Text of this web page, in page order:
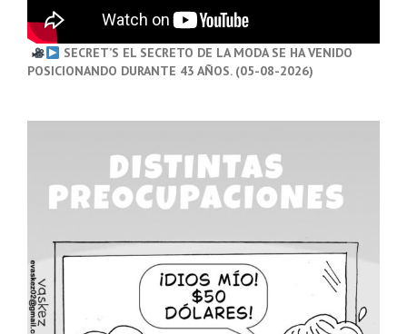
SECRET’S EL SECRETO DE LA MODA SE HA VENIDO
POSICIONANDO DURANTE 43 AÑOS. (05-08-2026)